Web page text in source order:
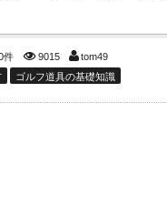
件 9015 tom49
ゴルフ道具の基礎知識